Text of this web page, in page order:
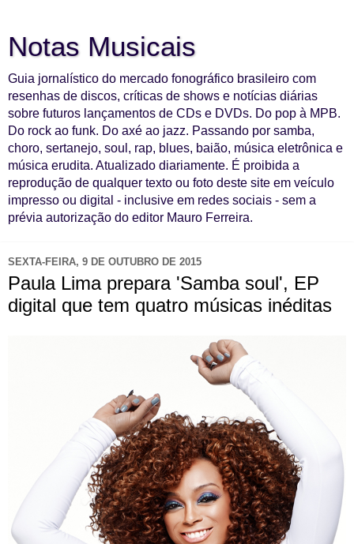
Notas Musicais
Guia jornalístico do mercado fonográfico brasileiro com
resenhas de discos, críticas de shows e notícias diárias
sobre futuros lançamentos de CDs e DVDs. Do pop à MPB.
Do rock ao funk. Do axé ao jazz. Passando por samba,
choro, sertanejo, soul, rap, blues, baião, música eletrônica e
música erudita. Atualizado diariamente. É proibida a
reprodução de qualquer texto ou foto deste site em veículo
impresso ou digital - inclusive em redes sociais - sem a
prévia autorização do editor Mauro Ferreira.
SEXTA-FEIRA, 9 DE OUTUBRO DE 2015
Paula Lima prepara 'Samba soul', EP
digital que tem quatro músicas inéditas